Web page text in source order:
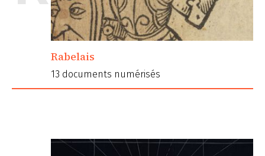
Rabelais
13 documents numérisés